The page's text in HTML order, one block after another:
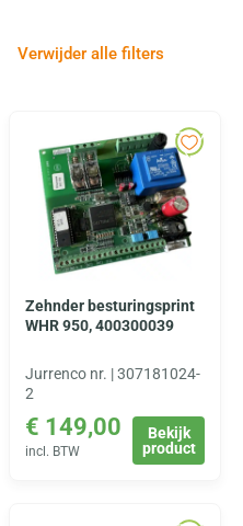
Verwijder alle filters
Zehnder besturingsprint
WHR 950, 400300039
Jurrenco nr. | 307181024-
2
€ 149,00
incl. BTW
Bekijk
product